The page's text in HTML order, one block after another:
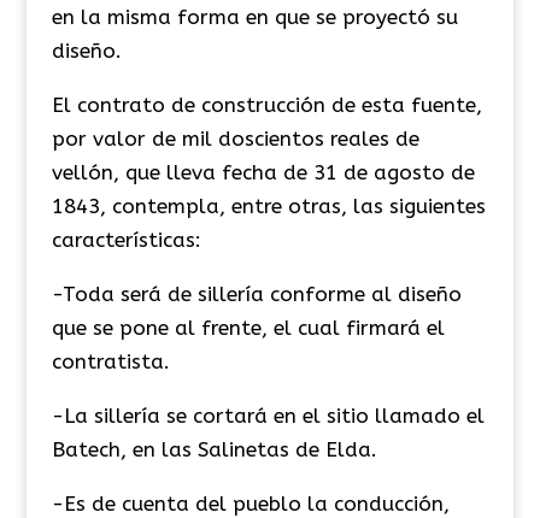
en la misma forma en que se proyectó su
diseño.
​El contrato de construcción de esta fuente,
por valor de mil doscientos reales de
vellón, que lleva fecha de 31 de agosto de
1843, contempla, entre otras, las siguientes
características:
-Toda será de sillería conforme al diseño
que se pone al frente, el cual firmará el
contratista.
-La sillería se cortará en el sitio llamado el
Batech, en las Salinetas de Elda.
-Es de cuenta del pueblo la conducción,